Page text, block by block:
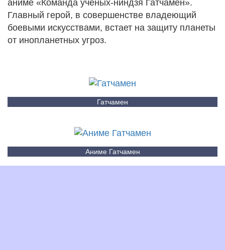
аниме «Команда ученых-ниндзя Гатчамен».
Главный герой, в совершенстве владеющий
боевыми искусствами, встает на защиту планеты
от инопланетных угроз.
Гатчамен
Аниме Гатчамен